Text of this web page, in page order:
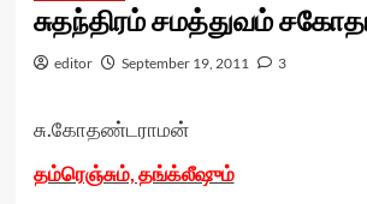
சுதந்திரம் சமத்துவம்
editor September 19, 2011 3
சு.கோதண்டராமன்
தம்ரெஞ்சும், தங்க்லீஷும்